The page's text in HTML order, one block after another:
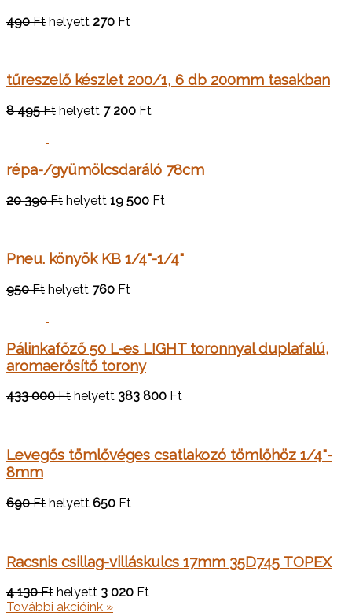
490 Ft helyett 270 Ft
tűreszelő készlet 200/1, 6 db 200mm tasakban
8 495 Ft helyett 7 200 Ft
répa-/gyümölcsdaráló 78cm
20 390 Ft helyett 19 500 Ft
Pneu. könyök KB 1/4"-1/4"
950 Ft helyett 760 Ft
Pálinkafőző 50 L-es LIGHT toronnyal duplafalú,
aromaerősítő torony
433 000 Ft helyett 383 800 Ft
Levegős tömlővéges csatlakozó tömlőhöz 1/4"-
8mm
690 Ft helyett 650 Ft
Racsnis csillag-villáskulcs 17mm 35D745 TOPEX
4 130 Ft helyett 3 020 Ft
További akcióink »